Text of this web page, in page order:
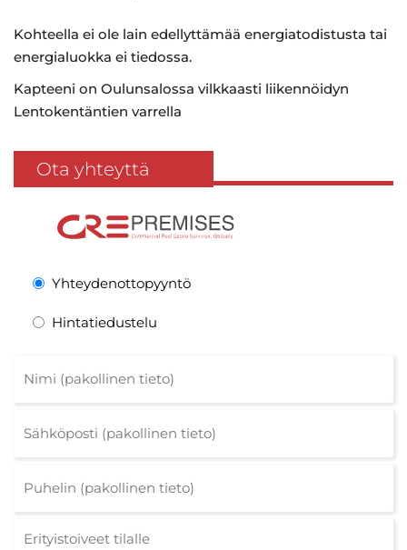
Kohteella ei ole lain edellyttämää energiatodistusta tai
energialuokka ei tiedossa.
Kapteeni on Oulunsalossa vilkkaasti liikennöidyn
Lentokentäntien varrella
Ota yhteyttä
Yhteydenottopyyntö
Hintatiedustelu